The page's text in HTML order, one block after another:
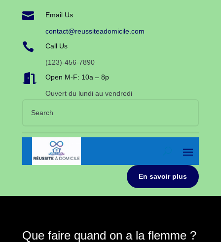
 Email Us
contact@reussiteadomicile.com
 Call Us
(123)-456-7890
 Open M-F: 10a – 8p
Ouvert du lundi au vendredi
En savoir plus
Que faire quand on a la flemme ?